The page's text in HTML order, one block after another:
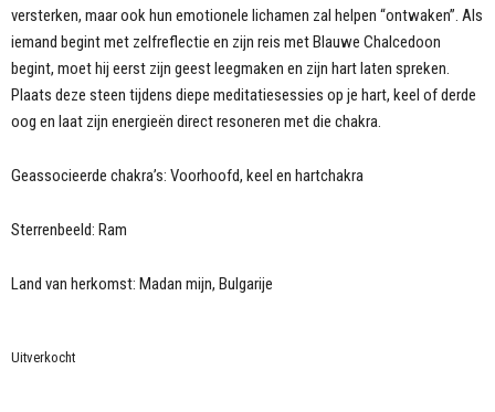
versterken, maar ook hun emotionele lichamen zal helpen “ontwaken”. Als
iemand begint met zelfreflectie en zijn reis met Blauwe Chalcedoon
begint, moet hij eerst zijn geest leegmaken en zijn hart laten spreken.
Plaats deze steen tijdens diepe meditatiesessies op je hart, keel of derde
oog en laat zijn energieën direct resoneren met die chakra.
Geassocieerde chakra’s: Voorhoofd, keel en hartchakra
Sterrenbeeld: Ram
Land van herkomst: Madan mijn, Bulgarije
Uitverkocht